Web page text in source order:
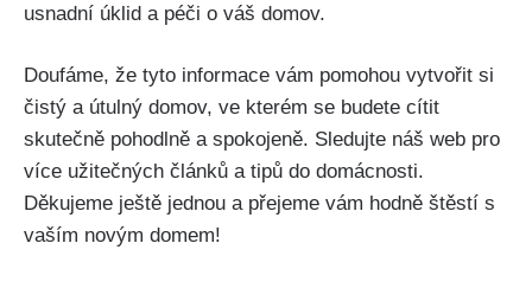
usnadní úklid a péči o váš domov.
Doufáme, ​že tyto informace vám pomohou vytvořit si
čistý a útulný⁤ domov, ve kterém‌ se budete cítit
skutečně​ pohodlně a spokojeně. Sledujte náš web pro
více užitečných článků a tipů do domácnosti.
Děkujeme ještě jednou⁣ a ​přejeme vám hodně štěstí s
vaším novým domem!